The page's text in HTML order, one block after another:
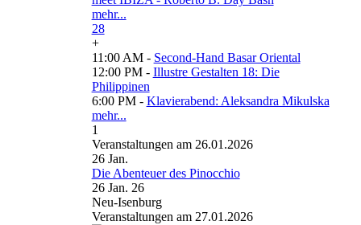
mehr...
28
+
11:00 AM - Second-Hand Basar Oriental
12:00 PM - Illustre Gestalten 18: Die
Philippinen
6:00 PM - Klavierabend: Aleksandra Mikulska
mehr...
1
Veranstaltungen am 26.01.2026
26 Jan.
Die Abenteuer des Pinocchio
26 Jan. 26
Neu-Isenburg
Veranstaltungen am 27.01.2026